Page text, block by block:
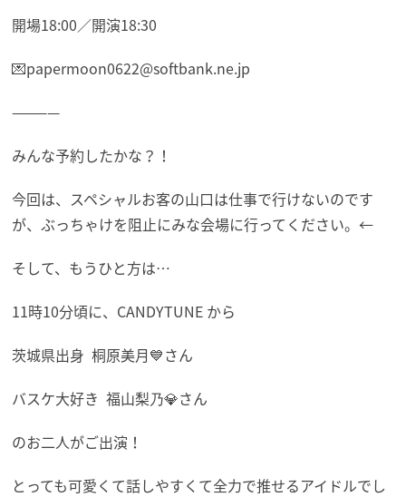
開場18:00／開演18:30
💌papermoon0622@softbank.ne.jp
————
みんな予約したかな？！
今回は、スペシャルお客の山口は仕事で行けないのです
が、ぶっちゃけを阻止にみな会場に行ってください。←
そして、もうひと方は…
11時10分頃に、CANDYTUNE から
茨城県出身 桐原美月💙さん
バスケ大好き 福山梨乃💎さん
のお二人がご出演！
とっても可愛くて話しやすくて全力で推せるアイドルでし